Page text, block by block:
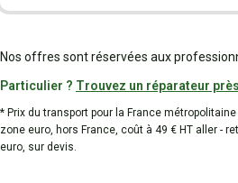
Nos offres sont réservées aux
Particulier ? Trouvez un réparateur
* Prix du transport pour la France
zone euro, hors France, coût à 49 € HT aller -
euro, sur devis.